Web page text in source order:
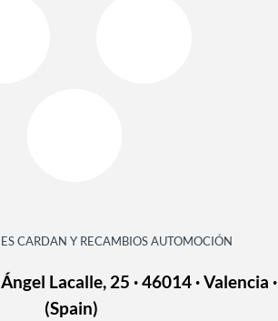
CARDAN Y RECAMBIOS AUTOMOCIÓN
Lacalle, 25 · 46014 · Valencia ·
(Spain)